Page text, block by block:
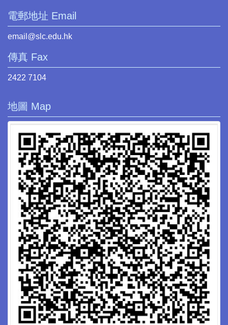
電郵地址 Email
email@slc.edu.hk
傳真 Fax
2422 7104
地圖 Map